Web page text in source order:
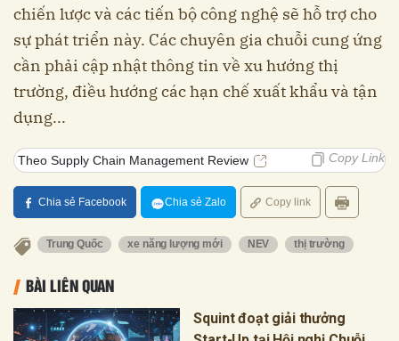
chiến lược và các tiến bộ công nghệ sẽ hỗ trợ cho
sự phát triển này. Các chuyên gia chuỗi cung ứng
cần phải cập nhật thông tin về xu hướng thị
trường, điều hướng các hạn chế xuất khẩu và tận
dụng...
Theo Supply Chain Management Review Copy Link
Chia sẻ Facebook Chia sẻ Zalo Copy link
Trung Quốc xe năng lượng mới NEV thị trường
BÀI LIÊN QUAN
Squint đoạt giải thưởng